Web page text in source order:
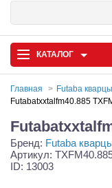
КАТАЛОГ
Запчасти и
Игрушки
Главная Futaba кварцы
Futabatxxtalfm40.885
Бренд: Futaba
Артикул:
ID: 13003